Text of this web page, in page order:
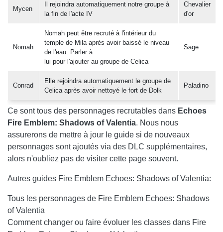
Mycen
Il rejoindra automatiquement notre groupe à
la fin de l'acte IV
Chevalier
d'or
Nomah
Nomah peut être recruté à l'intérieur du
temple de Mila après avoir baissé le niveau
de l'eau. Parler à
lui pour l'ajouter au groupe de Celica
Sage
Conrad
Elle rejoindra automatiquement le groupe de
Celica après avoir nettoyé le fort de Dolk
Paladino
Ce sont tous des personnages recrutables dans Echoes
Fire Emblem: Shadows of Valentia. Nous nous
assurerons de mettre à jour le guide si de nouveaux
personnages sont ajoutés via des DLC supplémentaires,
alors n'oubliez pas de visiter cette page souvent.
Autres guides Fire Emblem Echoes: Shadows of Valentia:
Tous les personnages de Fire Emblem Echoes: Shadows
of Valentia
Comment changer ou faire évoluer les classes dans Fire